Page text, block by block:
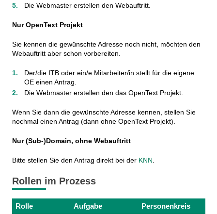
Die Webmaster erstellen den Webauftritt.
Nur OpenText Projekt
Sie kennen die gewünschte Adresse noch nicht, möchten den
Webauftritt aber schon vorbereiten.
Der/die ITB oder ein/e Mitarbeiter/in stellt für die eigene
OE einen Antrag.
Die Webmaster erstellen den das OpenText Projekt.
Wenn Sie dann die gewünschte Adresse kennen, stellen Sie
nochmal einen Antrag (dann ohne OpenText Projekt).
Nur (Sub-)Domain, ohne Webauftritt
Bitte stellen Sie den Antrag direkt bei der KNN
Rollen im Prozess
Rolle Aufgabe Personenkreis